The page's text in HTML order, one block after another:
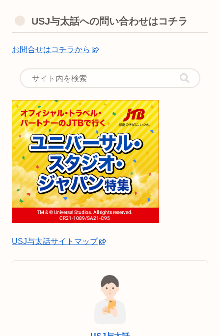
USJ与太話への問い合わせはコチラ
お問合せはコチラから
USJ与太話サイトマップ